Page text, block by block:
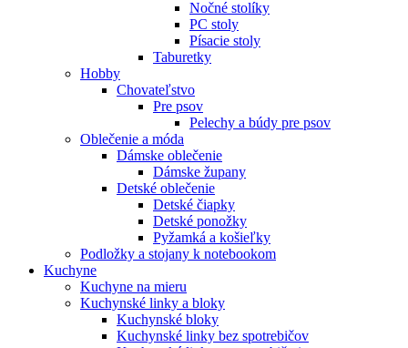
Nočné stolíky
PC stoly
Písacie stoly
Taburetky
Hobby
Chovateľstvo
Pre psov
Pelechy a búdy pre psov
Oblečenie a móda
Dámske oblečenie
Dámske župany
Detské oblečenie
Detské čiapky
Detské ponožky
Pyžamká a košieľky
Podložky a stojany k notebookom
Kuchyne
Kuchyne na mieru
Kuchynské linky a bloky
Kuchynské bloky
Kuchynské linky bez spotrebičov